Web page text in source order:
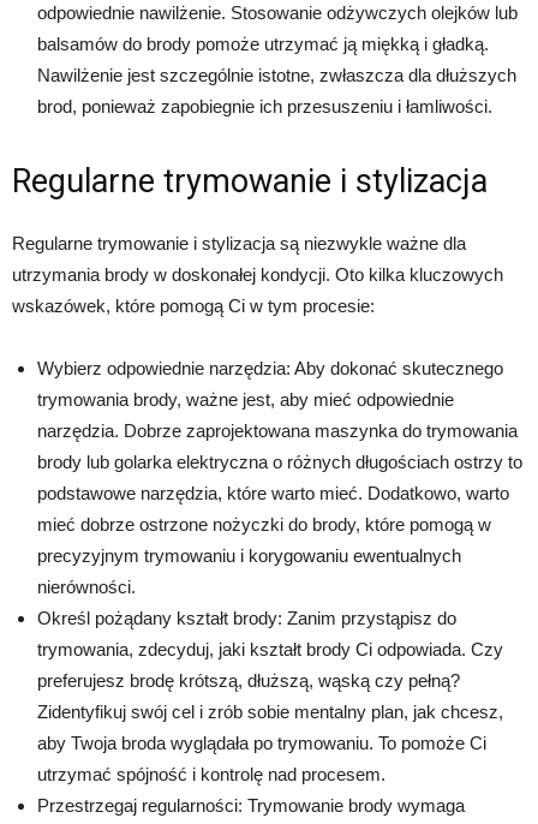
odpowiednie nawilżenie. Stosowanie odżywczych olejków lub
balsamów do brody pomoże utrzymać ją miękką i gładką.
Nawilżenie jest szczególnie istotne, zwłaszcza dla dłuższych
brod, ponieważ zapobiegnie ich przesuszeniu i łamliwości.
Regularne trymowanie i stylizacja
Regularne trymowanie i stylizacja są niezwykle ważne dla
utrzymania brody w doskonałej kondycji. Oto kilka kluczowych
wskazówek, które pomogą Ci w tym procesie:
Wybierz odpowiednie narzędzia: Aby dokonać skutecznego
trymowania brody, ważne jest, aby mieć odpowiednie
narzędzia. Dobrze zaprojektowana maszynka do trymowania
brody lub golarka elektryczna o różnych długościach ostrzy to
podstawowe narzędzia, które warto mieć. Dodatkowo, warto
mieć dobrze ostrzone nożyczki do brody, które pomogą w
precyzyjnym trymowaniu i korygowaniu ewentualnych
nierówności.
Określ pożądany kształt brody: Zanim przystąpisz do
trymowania, zdecyduj, jaki kształt brody Ci odpowiada. Czy
preferujesz brodę krótszą, dłuższą, wąską czy pełną?
Zidentyfikuj swój cel i zrób sobie mentalny plan, jak chcesz,
aby Twoja broda wyglądała po trymowaniu. To pomoże Ci
utrzymać spójność i kontrolę nad procesem.
Przestrzegaj regularności: Trymowanie brody wymaga